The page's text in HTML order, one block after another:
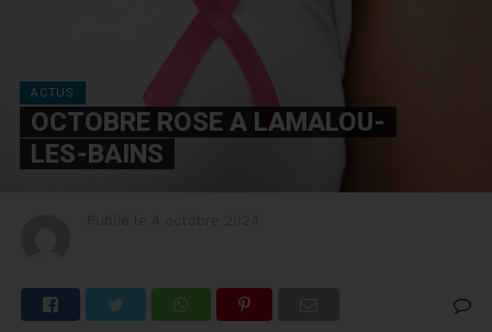
ACTUS
OCTOBRE ROSE A LAMALOU-
LES-BAINS